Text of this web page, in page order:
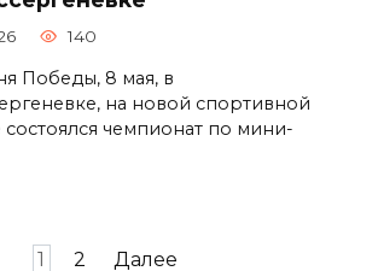
140
Победы, 8 мая, в
на новой спортивной
чемпионат по мини-
1 2 Далее